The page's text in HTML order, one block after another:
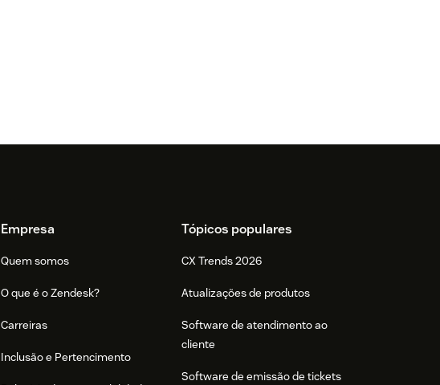
Empresa
Quem somos
O que é o Zendesk?
Carreiras
Inclusão e Pertencimento
Tópicos populares
CX Trends 2026
Atualizações de produtos
Software de atendimento ao
cliente
Software de emissão de tickets